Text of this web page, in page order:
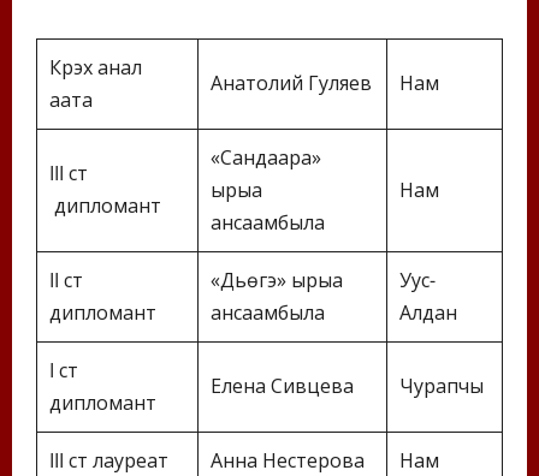
Күрэх анал
аата
Анатолий Гуляев Нам
III ст
дипломант
«Сандаара»
ырыа
ансаамбыла
Нам
II ст
дипломант
«Дьүөгэ» ырыа
ансаамбыла
Уус-
Алдан
I ст
дипломант
Елена Сивцева Чурапчы
III ст лауреат Анна Нестерова Нам